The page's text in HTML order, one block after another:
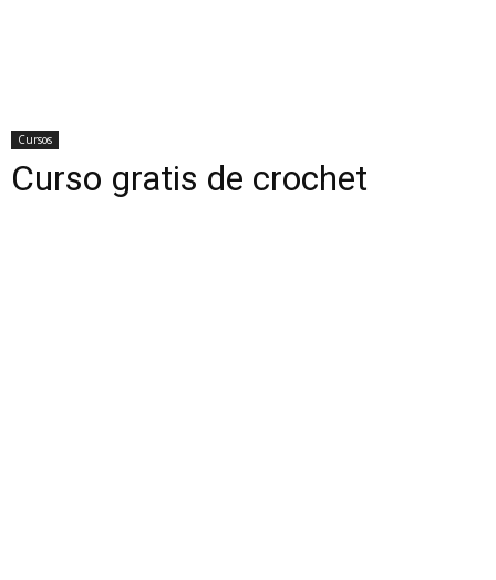
Cursos
Curso gratis de crochet